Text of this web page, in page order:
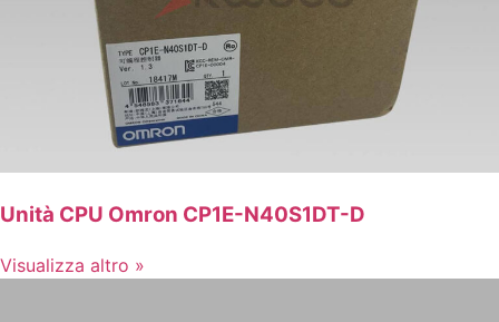
Unità CPU Omron CP1E-N40S1DT-D
Visualizza altro »